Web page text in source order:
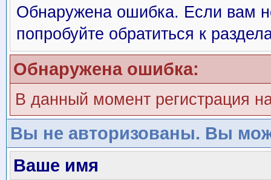
Обнаружена ошибка. Если вам
попробуйте обратиться к
Обнаружена ошибка:
В данный момент регистрация
Вы не авторизованы. Вы
Ваше имя